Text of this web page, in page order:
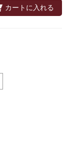
カートに入れる